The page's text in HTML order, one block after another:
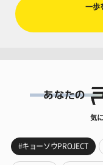
一歩
気
#キョーソウPROJECT